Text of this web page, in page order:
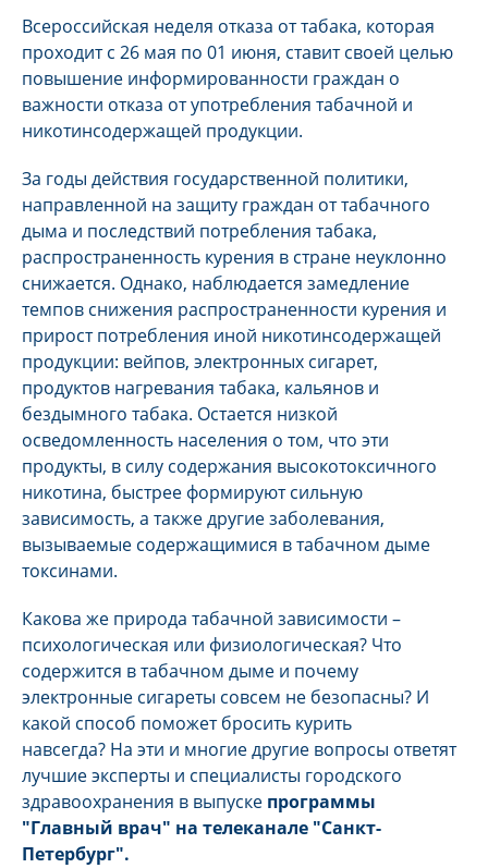
Всероссийская неделя отказа от табака, которая
проходит с 26 мая по 01 июня, ставит своей целью
повышение информированности граждан о
важности отказа от употребления табачной и
никотинсодержащей продукции.
За годы действия государственной политики,
направленной на защиту граждан от табачного
дыма и последствий потребления табака,
распространенность курения в стране неуклонно
снижается. Однако, наблюдается замедление
темпов снижения распространенности курения и
прирост потребления иной никотинсодержащей
продукции: вейпов, электронных сигарет,
продуктов нагревания табака, кальянов и
бездымного табака. Остается низкой
осведомленность населения о том, что эти
продукты, в силу содержания высокотоксичного
никотина, быстрее формируют сильную
зависимость, а также другие заболевания,
вызываемые содержащимися в табачном дыме
токсинами.
Какова же природа табачной зависимости –
психологическая или физиологическая? Что
содержится в табачном дыме и почему
электронные сигареты совсем не безопасны? И
какой способ поможет бросить курить
навсегда? На эти и многие другие вопросы ответят
лучшие эксперты и специалисты городского
здравоохранения в выпуске программы
"Главный врач" на телеканале "Санкт-
Петербург".